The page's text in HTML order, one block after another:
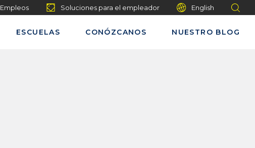
Empleos Soluciones para el empleador English
ESCUELAS CONÓZCANOS NUESTRO BLOG